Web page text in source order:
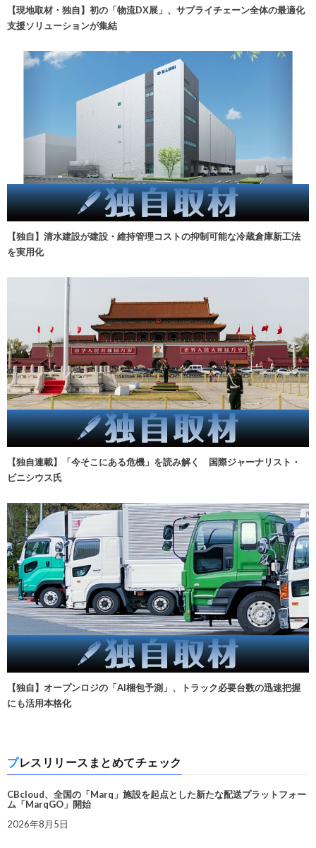
【現地取材・独自】初の「物流DX展」、サプライチェーン全体の最適化
支援ソリューションが集結
【独自】清水建設が建設・維持管理コストの抑制可能な冷蔵倉庫新工法
を実用化
【独自連載】「今そこにある危機」を読み解く 国際ジャーナリスト・
ビニシウス氏
【独自】オープンロジの「AI梱包予測」、トラック必要台数の迅速把握
にも活用本格化
プレスリリースまとめてチェック
CBcloud、全国の「Marq」施設を起点とした新たな配送プラットフォー
ム「MarqGO」開始
2026年8月5日